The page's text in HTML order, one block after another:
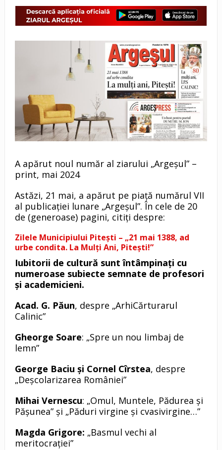
A apărut noul număr al ziarului „Argeșul” –
print, mai 2024
Astăzi, 21 mai, a apărut pe piață numărul VII
al publicației lunare „Argeșul”. În cele de 20
de (generoase) pagini, citiți despre:
Zilele Municipiului Pitești – „21 mai 1388, ad
urbe condita. La Mulți Ani, Pitești!”
Iubitorii de cultură sunt întâmpinați cu
numeroase subiecte semnate de profesori
și academicieni.
Acad. G. Păun, despre „ArhiCărturarul
Calinic”
Gheorge Soare: „Spre un nou limbaj de
lemn”
George Baciu și Cornel Cîrstea, despre
„Deșcolarizarea României”
Mihai Vernescu: „Omul, Muntele, Pădurea și
Pășunea” și „Păduri virgine și cvasivirgine…”
Magda Grigore: „Basmul vechi al
meritocrației”